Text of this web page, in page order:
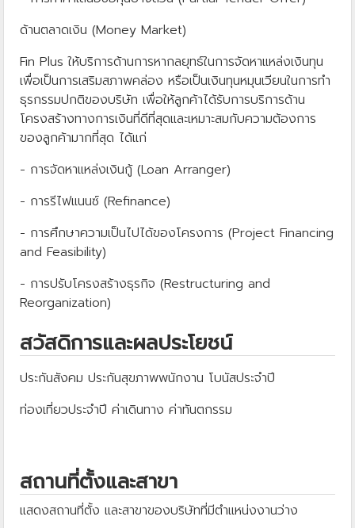
ด้านตลาดเงิน (Money Market)
Fin Plus ให้บริการด้านการหากลยุทธ์ในการจัดหาแหล่งเงินทุน
เพื่อเป็นการเสริมสภาพคล่อง หรือเป็นเงินทุนหมุนเวียนในการทำ
ธุรกรรมปกติของบริษัท เพื่อให้ลูกค้าได้รับการบริการด้าน
โครงสร้างทางการเงินที่ดีที่สุดและเหมาะสมกับความต้องการ
ของลูกค้ามากที่สุด ได้แก่
- การจัดหาแหล่งเงินกู้ (Loan Arranger)
- การรีไฟแนนซ์ (Refinance)
- การศึกษาความเป็นไปได้ของโครงการ (Project Financing
and Feasibility)
- การปรับโครงสร้างธุรกิจ (Restructuring and
Reorganization)
สวัสดิการและผลประโยชน์
ประกันสังคม ประกันสุขภาพพนักงาน โบนัสประจำปี
ท่องเที่ยวประจำปี ค่าเดินทาง ค่าทันตกรรม
สถานที่ตั้งและสาขา
แสดงสถานที่ตั้ง และสาขาของบริษัทที่มีตำแหน่งงานว่าง